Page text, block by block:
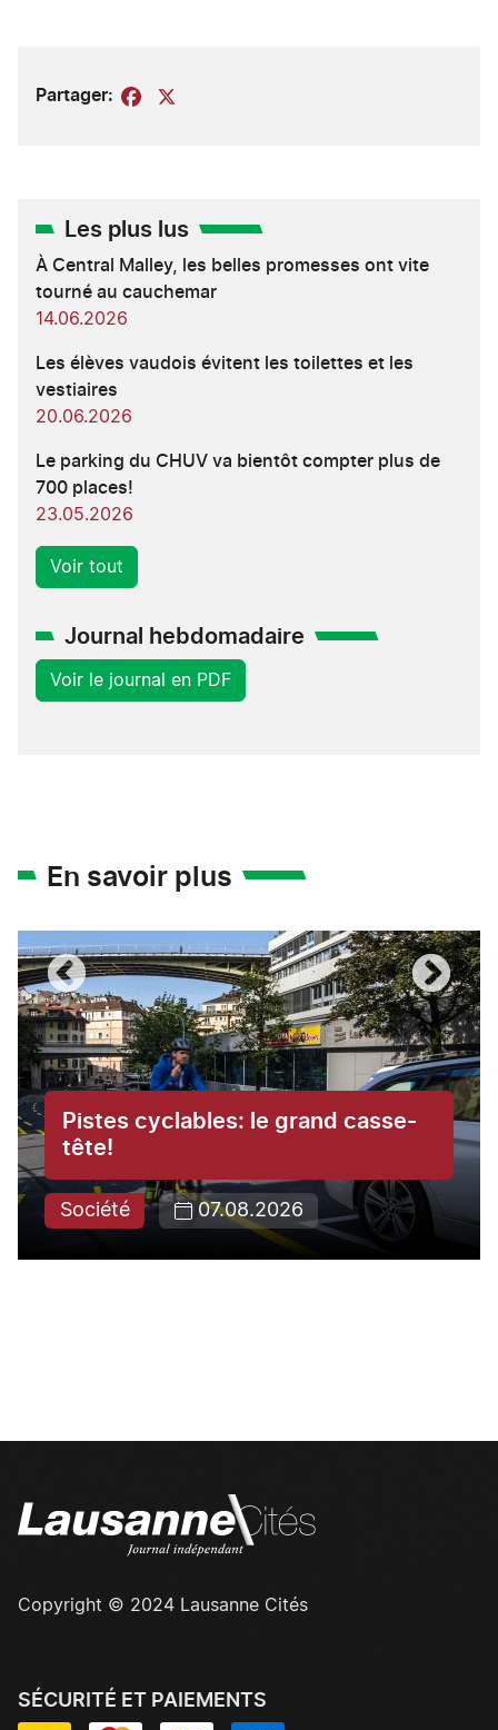
Partager: Facebook
Les plus lus
À Central Malley, les belles promesses ont vite
tourné au cauchemar
14.06.2026
Les élèves vaudois évitent les toilettes et les
vestiaires
20.06.2026
Le parking du CHUV va bientôt compter plus de
700 places!
23.05.2026
Voir tout
Journal hebdomadaire
Voir le journal en PDF
En savoir plus
Pistes cyclables: le grand casse-
tête!
Société 07.08.2026
Copyright © 2024 Lausanne Cités
SÉCURITÉ ET PAIEMENTS